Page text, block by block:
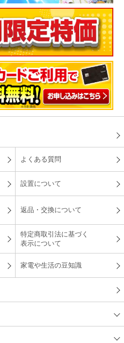
よくある質問
設置について
返品・交換について
特定商取引法に基づく
表示について
家電や生活の豆知識